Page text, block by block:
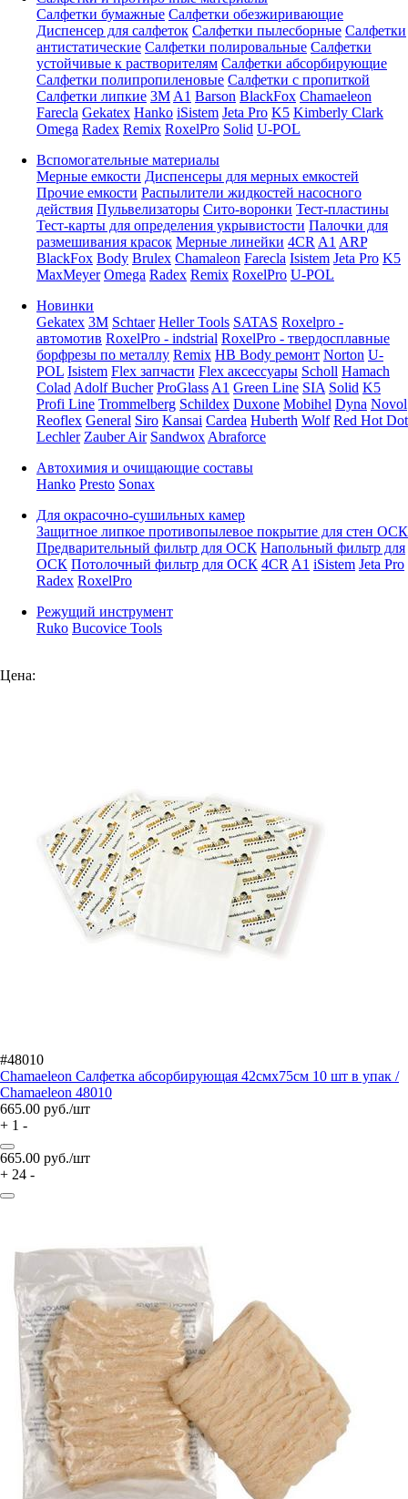
Салфетки бумажные Салфетки обезжиривающие
Диспенсер для салфеток Салфетки пылесборные Салфетки
антистатические Салфетки полировальные Салфетки
устойчивые к растворителям Салфетки абсорбирующие
Салфетки полипропиленовые Салфетки с пропиткой
Салфетки липкие 3M A1 Barson BlackFox Chamaeleon
Farecla Gekatex Hanko iSistem Jeta Pro K5 Kimberly Clark
Omega Radex Remix RoxelPro Solid U-POL
Вспомогательные материалы
Мерные емкости Диспенсеры для мерных емкостей
Прочие емкости Распылители жидкостей насосного
действия Пульвелизаторы Сито-воронки Тест-пластины
Тест-карты для определения укрывистости Палочки для
размешивания красок Мерные линейки 4CR A1 ARP
BlackFox Body Brulex Chamaleon Farecla Isistem Jeta Pro K5
MaxMeyer Omega Radex Remix RoxelPro U-POL
Новинки
Gekatex 3M Schtaer Heller Tools SATAS Roxelpro -
автомотив RoxelPro - indstrial RoxelPro - твердосплавные
борфрезы по металлу Remix HB Body ремонт Norton U-
POL Isistem Flex запчасти Flex аксессуары Scholl Hamach
Colad Adolf Bucher ProGlass A1 Green Line SIA Solid K5
Profi Line Trommelberg Schildex Duxone Mobihel Dyna Novol
Reoflex General Siro Kansai Cardea Huberth Wolf Red Hot Dot
Lechler Zauber Air Sandwox Abraforce
Автохимия и очищающие составы
Hanko Presto Sonax
Для окрасочно-сушильных камер
Защитное липкое противопылевое покрытие для стен ОСК
Предварительный фильтр для ОСК Напольный фильтр для
ОСК Потолочный фильтр для ОСК 4CR A1 iSistem Jeta Pro
Radex RoxelPro
Режущий инструмент
Ruko Bucovice Tools
Цена:
#48010
Chamaeleon Салфетка абсорбирующая 42смх75см 10 шт в упак /
Chamaeleon 48010
665.00 руб./шт
+ 1 -
665.00 руб./шт
+ 24 -